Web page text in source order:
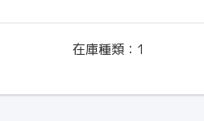
在庫種類： 1